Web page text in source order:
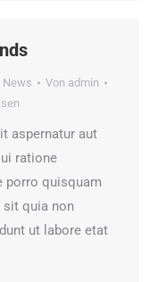
News Von admin
aspernatur aut
ratione
porro quisquam
quia non
ut labore etat